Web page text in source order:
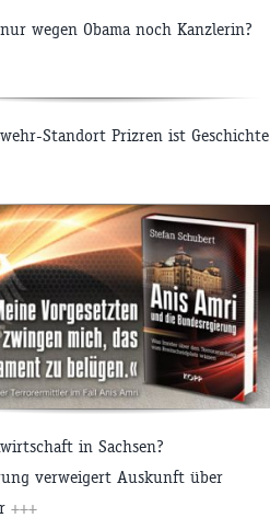
wegen Obama noch Kanzlerin?
Standort Prizren ist Geschichte
in Sachsen?
verweigert Auskunft über
+++